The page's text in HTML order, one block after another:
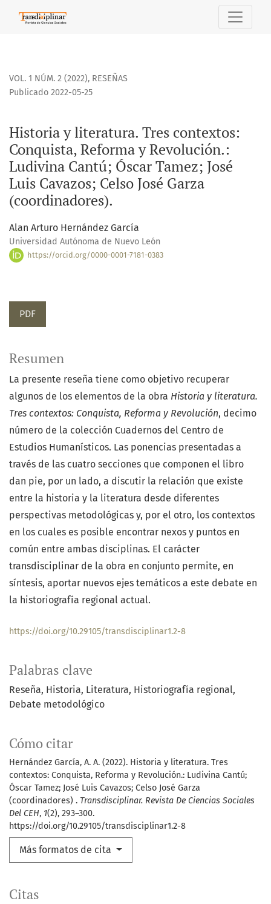
Historia y literatura. Tres contextos: Conquista, Reforma y
VOL. 1 NÚM. 2 (2022), RESEÑAS
Historia y literatura. Tres contextos:
Conquista, Reforma y Revolución.:
Ludivina Cantú; Óscar Tamez; José
Luis Cavazos; Celso José Garza
(coordinadores).
Publicado 2022-05-25
Alan Arturo Hernández García
Universidad Autónoma de Nuevo León
https://orcid.org/0000-0001-7181-0383
PDF
Palabras clave
Reseña Historia Literatura Historiografía regional
Debate metodológico
Cómo citar
Hernández García, A. A. (2022). Historia y literatura. Tres
contextos: Conquista, Reforma y Revolución.: Ludivina Cantú;
Óscar Tamez; José Luis Cavazos; Celso José Garza
(coordinadores) . Transdisciplinar. Revista De Ciencias Sociales
Del CEH, 1(2), 293–300.
https://doi.org/10.29105/transdisciplinar1.2-8
Más formatos de cita
Resumen
La presente reseña tiene como objetivo recuperar
algunos de los elementos de la obra Historia y literatura.
Tres contextos: Conquista, Reforma y Revolución, decimo
número de la colección Cuadernos del Centro de
Estudios Humanísticos. Las ponencias presentadas a
través de las cuatro secciones que componen el libro
dan pie, por un lado, a discutir la relación que existe
entre la historia y la literatura desde diferentes
perspectivas metodológicas y, por el otro, los contextos
en los cuales es posible encontrar nexos y puntos en
común entre ambas disciplinas. El carácter
transdisciplinar de la obra en conjunto permite, en
síntesis, aportar nuevos ejes temáticos a este debate en
la historiografía regional actual.
https://doi.org/10.29105/transdisciplinar1.2-8
Citas